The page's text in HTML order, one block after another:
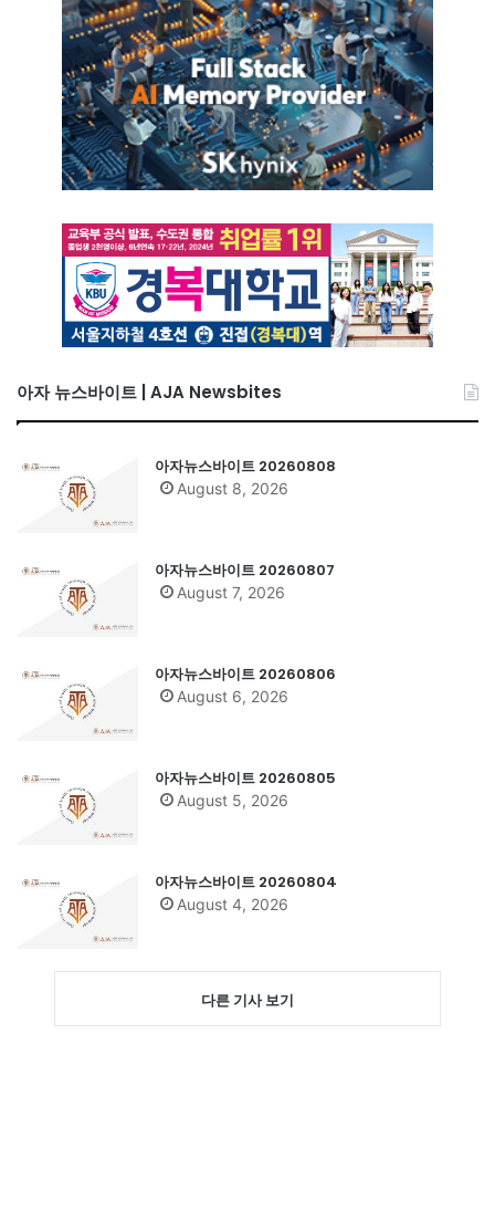
아자 뉴스바이트 | AJA Newsbites
아자뉴스바이트 20260808
August 8, 2026
아자뉴스바이트 20260807
August 7, 2026
아자뉴스바이트 20260806
August 6, 2026
아자뉴스바이트 20260805
August 5, 2026
아자뉴스바이트 20260804
August 4, 2026
다른 기사 보기